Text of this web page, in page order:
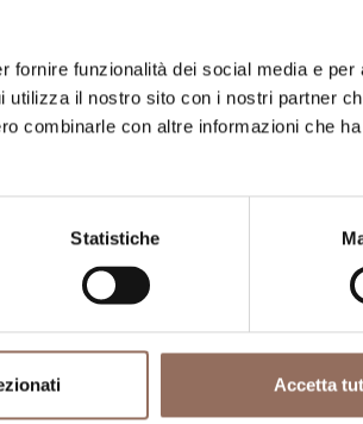
fornire funzionalità dei social media e per
il nostro sito con i nostri partner
combinarle con altre informazioni che
Statistiche
Accetta
in ogni angolo di Langhe
tempo reale
Servizi